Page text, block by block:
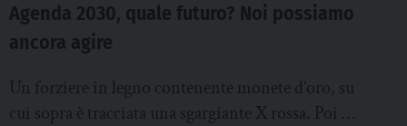
Agenda 2030, quale futuro? Noi possiamo
ancora agire
Un forziere in legno contenente monete d’oro, su
cui sopra è tracciata una sgargiante X rossa. Poi un